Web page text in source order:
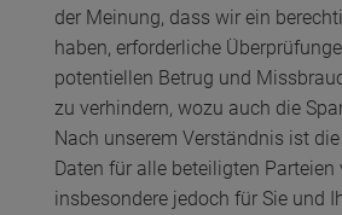
der Meinung, dass wir ein
haben, erforderliche
potentiellen Betrug und
zu verhindern, wozu auch die
Nach unserem Verständnis ist
Daten für alle beteiligten Parteien
insbesondere jedoch für Sie und